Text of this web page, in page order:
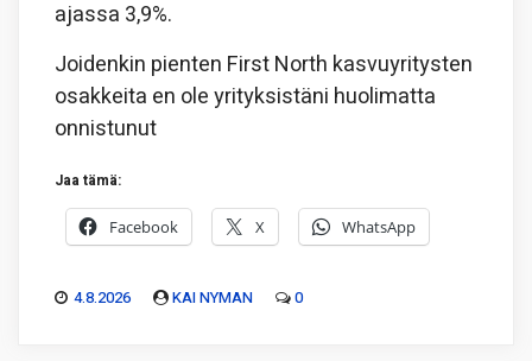
ajassa 3,9%.
Joidenkin pienten First North kasvuyritysten
osakkeita en ole yrityksistäni huolimatta
onnistunut
Jaa tämä:
Facebook X WhatsApp
4.8.2026 KAI NYMAN 0